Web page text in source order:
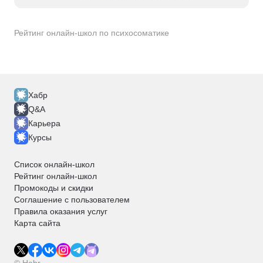
Рейтинг онлайн-школ по психосоматике
Хабр
Q&A
Карьера
Курсы
Список онлайн-школ
Рейтинг онлайн-школ
Промокоды и скидки
Соглашение с пользователем
Правила оказания услуг
Карта сайта